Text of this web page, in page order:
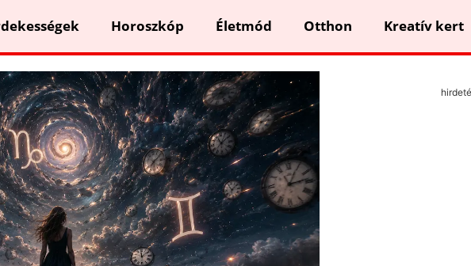
Horoszkóp Életmód Otthon Kreatív kert